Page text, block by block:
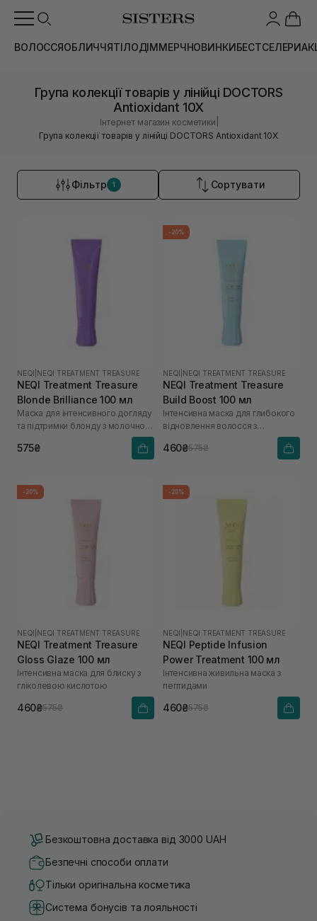
ВОЛОССЯОБЛИЧЧЯТІЛОДІММЕРЧНОВИНКИБЕСТСЕЛЕРИ
Група колекції товарів у лінійці DOCTORS
Antioxidant 10X
Інтернет магазин косметики
Група колекції товарів у лінійці DOCTORS Antioxidant 10X
Фільтр 1 Сортувати
NEQI NEQI TREATMENT TREASURE
NEQI Treatment Treasure
Blonde Brilliance 100 мл
Маска для інтенсивного догляду
та підтримки блонду з молочною
575₴
-20%
NEQI NEQI TREATMENT TREASURE
NEQI Treatment Treasure
Build Boost 100 мл
Інтенсивна маска для глибокого
відновлення волосся з
460₴575₴
-20%
NEQI NEQI TREATMENT TREASURE
NEQI Treatment Treasure
Gloss Glaze 100 мл
Інтенсивна маска для блиску з
гліколевою кислотою
460₴575₴
-20%
NEQI NEQI TREATMENT TREASURE
NEQI Peptide Infusion
Power Treatment 100 мл
Інтенсивна живильна маска з
пептидами
460₴575₴
Безкоштовна доставка від 3000 UAH
Безпечні способи оплати
Тільки оригінальна косметика
Система бонусів та лояльності